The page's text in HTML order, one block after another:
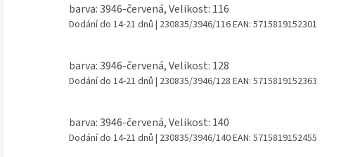
barva: 3946-červená, Velikost: 116
Dodání do 14-21 dnů | 230835/3946/116EAN: 5715819152301
barva: 3946-červená, Velikost: 128
Dodání do 14-21 dnů | 230835/3946/128 EAN: 5715819152363
barva: 3946-červená, Velikost: 140
Dodání do 14-21 dnů | 230835/3946/140EAN: 5715819152455